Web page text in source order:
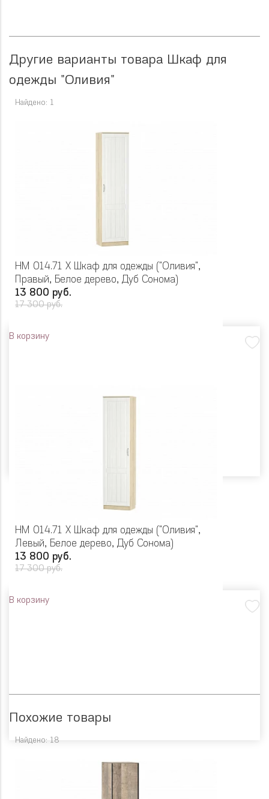
Другие варианты товара Шкаф для
одежды "Оливия"
Найдено: 1
НМ 014.71 Х Шкаф для одежды ("Оливия",
Правый, Белое дерево, Дуб Сонома)
13 800 руб.
17 300 руб.
В корзину
НМ 014.71 Х Шкаф для одежды ("Оливия",
Левый, Белое дерево, Дуб Сонома)
13 800 руб.
17 300 руб.
В корзину
Похожие товары
Найдено: 18